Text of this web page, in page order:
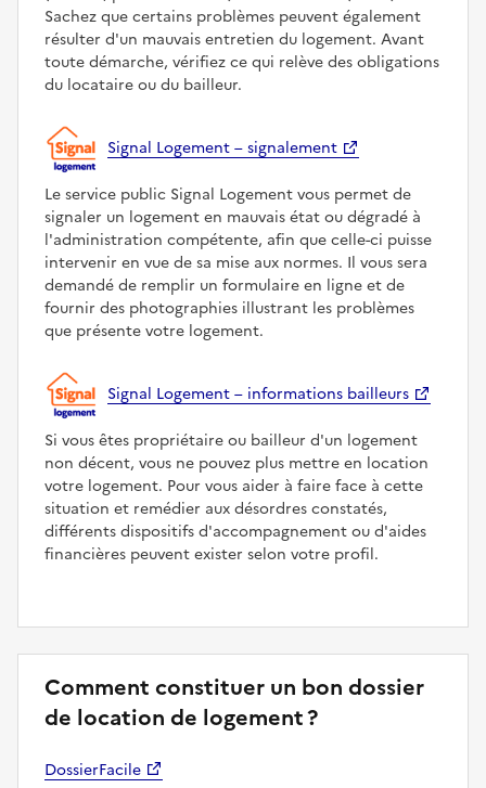
Sachez que certains problèmes peuvent également
résulter d'un mauvais entretien du logement. Avant
toute démarche, vérifiez ce qui relève des obligations
du locataire ou du bailleur.
Signal Logement – signalement
Le service public Signal Logement vous permet de
signaler un logement en mauvais état ou dégradé à
l'administration compétente, afin que celle-ci puisse
intervenir en vue de sa mise aux normes. Il vous sera
demandé de remplir un formulaire en ligne et de
fournir des photographies illustrant les problèmes
que présente votre logement.
Signal Logement – informations bailleurs
Si vous êtes propriétaire ou bailleur d'un logement
non décent, vous ne pouvez plus mettre en location
votre logement. Pour vous aider à faire face à cette
situation et remédier aux désordres constatés,
différents dispositifs d'accompagnement ou d'aides
financières peuvent exister selon votre profil.
Comment constituer un bon dossier
de location de logement ?
DossierFacile